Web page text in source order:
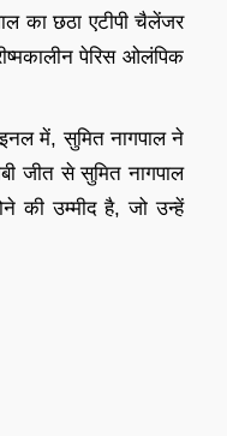
का छठा एटीपी चैलेंजर
पेरिस ओलंपिक
में, सुमित नागपाल ने
जीत से सुमित नागपाल
की उम्मीद है, जो उन्हें